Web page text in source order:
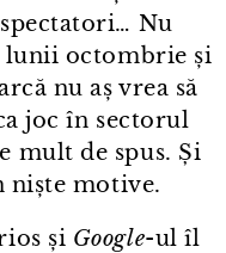
Nu
lunii octombrie și
nu aș vrea să
joc în sectorul
mult de spus. Și
niște motive.
și Google-ul îl